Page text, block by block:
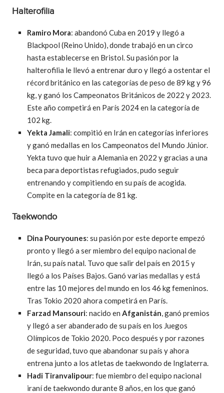
Halterofilia
Ramiro Mora: abandonó Cuba en 2019 y llegó a
Blackpool (Reino Unido), donde trabajó en un circo
hasta establecerse en Bristol. Su pasión por la
halterofilia le llevó a entrenar duro y llegó a ostentar el
récord británico en las categorías de peso de 89 kg y 96
kg, y ganó los Campeonatos Británicos de 2022 y 2023.
Este año competirá en París 2024 en la categoría de
102 kg.
Yekta Jamali: compitió en Irán en categorías inferiores
y ganó medallas en los Campeonatos del Mundo Júnior.
Yekta tuvo que huir a Alemania en 2022 y gracias a una
beca para deportistas refugiados, pudo seguir
entrenando y compitiendo en su país de acogida.
Compite en la categoría de 81 kg.
Taekwondo
Dina Pouryounes: su pasión por este deporte empezó
pronto y llegó a ser miembro del equipo nacional de
Irán, su país natal. Tuvo que salir del país en 2015 y
llegó a los Países Bajos. Ganó varias medallas y está
entre las 10 mejores del mundo en los 46 kg femeninos.
Tras Tokio 2020 ahora competirá en París.
Farzad Mansouri: nacido en Afganistán , ganó premios
y llegó a ser abanderado de su país en los Juegos
Olímpicos de Tokio 2020. Poco después y por razones
de seguridad, tuvo que abandonar su país y ahora
entrena junto a los atletas de taekwondo de Inglaterra.
Hadi Tiranvalipour: fue miembro del equipo nacional
iraní de taekwondo durante 8 años, en los que ganó